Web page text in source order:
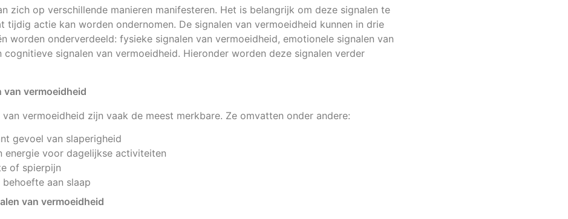
zich op verschillende manieren manifesteren. Het is belangrijk om deze signalen te
tijdig actie kan worden ondernomen. De signalen van vermoeidheid kunnen in drie
worden onderverdeeld: fysieke signalen van vermoeidheid, emotionele signalen van
cognitieve signalen van vermoeidheid. Hieronder worden deze signalen verder
van vermoeidheid
van vermoeidheid zijn vaak de meest merkbare. Ze omvatten onder andere:
gevoel van slaperigheid
energie voor dagelijkse activiteiten
of spierpijn
aan slaap
van vermoeidheid